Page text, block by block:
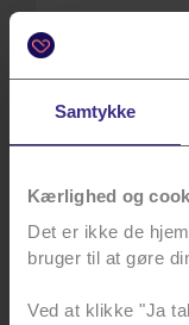
Samtykke
Kærlighed og
Det er ikke de
bruger til at gøre
Ved at klikke "Ja